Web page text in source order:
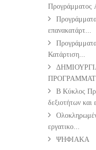
Προγράμματος
επανακατάρτ...
Κατάρτιση...
Β Κύκλος
δεξιοτήτων και
εργατικο...
ΨΗΦΙΑΚΑ